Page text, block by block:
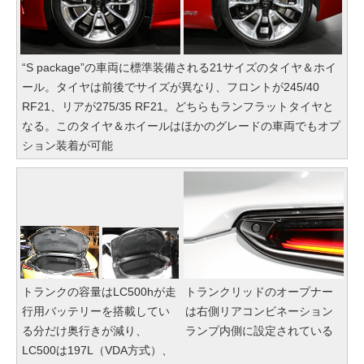
“S package”の車両に標準装備される21サイズのタイヤ＆ホイ
ール。タイヤは前後でサイズが異なり、フロントが245/40
RF21、リアが275/35 RF21。どちらもランフラットタイヤと
なる。このタイヤ＆ホイールはほかのグレードの車両でもオプ
ション装着が可能
トランクの容量はLC500hが走
行用バッテリーを搭載してい
る分だけ奥行きが減り、
LC500は197L（VDA方式）、
トランクリッドのオープナー
は右側リアコンビネーション
ランプ内側に設定されている